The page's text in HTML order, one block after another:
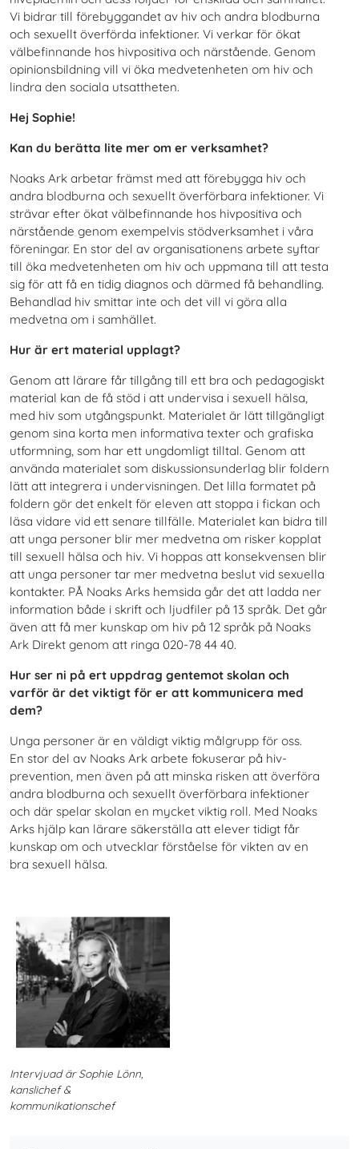
Vi bidrar till förebyggandet av hiv och andra blodburna
och sexuellt överförda infektioner. Vi verkar för ökat
välbefinnande hos hivpositiva och närstående. Genom
opinionsbildning vill vi öka medvetenheten om hiv och
lindra den sociala utsattheten.
Hej Sophie!
Kan du berätta lite mer om er verksamhet?
Noaks Ark arbetar främst med att förebygga hiv och
andra blodburna och sexuellt överförbara infektioner. Vi
strävar efter ökat välbefinnande hos hivpositiva och
närstående genom exempelvis stödverksamhet i våra
föreningar. En stor del av organisationens arbete syftar
till öka medvetenheten om hiv och uppmana till att testa
sig för att få en tidig diagnos och därmed få behandling.
Behandlad hiv smittar inte och det vill vi göra alla
medvetna om i samhället.
Hur är ert material upplagt?
Genom att lärare får tillgång till ett bra och pedagogiskt
material kan de få stöd i att undervisa i sexuell hälsa,
med hiv som utgångspunkt. Materialet är lätt tillgängligt
genom sina korta men informativa texter och grafiska
utformning, som har ett ungdomligt tilltal. Genom att
använda materialet som diskussionsunderlag blir foldern
lätt att integrera i undervisningen. Det lilla formatet på
foldern gör det enkelt för eleven att stoppa i fickan och
läsa vidare vid ett senare tillfälle. Materialet kan bidra till
att unga personer blir mer medvetna om risker kopplat
till sexuell hälsa och hiv. Vi hoppas att konsekvensen blir
att unga personer tar mer medvetna beslut vid sexuella
kontakter. PÅ Noaks Arks hemsida går det att ladda ner
information både i skrift och ljudfiler på 13 språk. Det går
även att få mer kunskap om hiv på 12 språk på Noaks
Ark Direkt genom att ringa 020-78 44 40.
Hur ser ni på ert uppdrag gentemot skolan och
varför är det viktigt för er att kommunicera med
dem?
Unga personer är en väldigt viktig målgrupp för oss.
En stor del av Noaks Ark arbete fokuserar på hiv-
prevention, men även på att minska risken att överföra
andra blodburna och sexuellt överförbara infektioner
och där spelar skolan en mycket viktig roll. Med Noaks
Arks hjälp kan lärare säkerställa att elever tidigt får
kunskap om och utvecklar förståelse för vikten av en
bra sexuell hälsa.
Intervjuad är Sophie Lönn,
kanslichef &
kommunikationschef